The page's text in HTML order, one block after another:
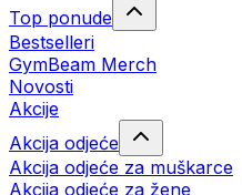
Top ponude
Bestselleri
GymBeam Merch
Novosti
Akcije
Akcija odjeće
Akcija odjeće za muškarce
Akcija odjeće za žene